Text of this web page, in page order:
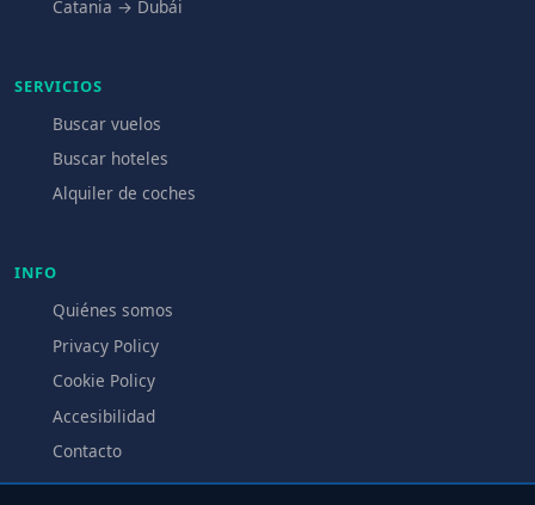
Catania → Dubái
SERVICIOS
Buscar vuelos
Buscar hoteles
Alquiler de coches
INFO
Quiénes somos
Privacy Policy
Cookie Policy
Accesibilidad
Contacto